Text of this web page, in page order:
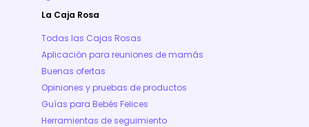
La Caja Rosa
Todas las Cajas Rosas
Aplicación para reuniones de mamás
Buenas ofertas
Opiniones y pruebas de productos
Guías para Bebés Felices
Herramientas de seguimiento